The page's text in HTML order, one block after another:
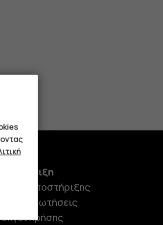
Υποστήριξη
Κέντρο υποστήριξης
Συχνές ερωτήσεις
χρήσης